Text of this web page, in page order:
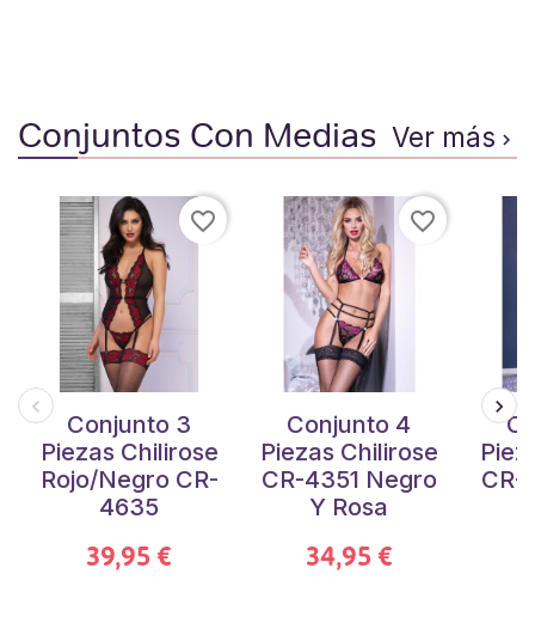
Conjuntos Con Medias Ver más 
Conjunto 3
Piezas Chilirose
Rojo/Negro CR-
4635
39,95 €
favorite_border
Conjunto 4
Piezas Chilirose
CR-4351 Negro
Y Rosa
34,95 €
favorite_border
CR-